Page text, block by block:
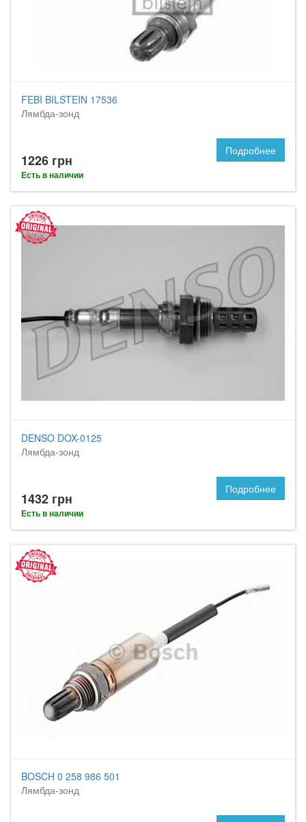
FEBI BILSTEIN 17536
Лямбда-зонд
1226 грн
Есть в наличии
Подробнее
DENSO DOX-0125
Лямбда-зонд
1432 грн
Есть в наличии
Подробнее
BOSCH 0 258 986 501
Лямбда-зонд